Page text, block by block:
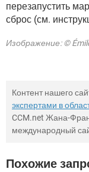
перезапустить
сброс (см.
Изображение: ©
Контент нашего
экспертами в
CCM.net Жана-
международный
Похожие